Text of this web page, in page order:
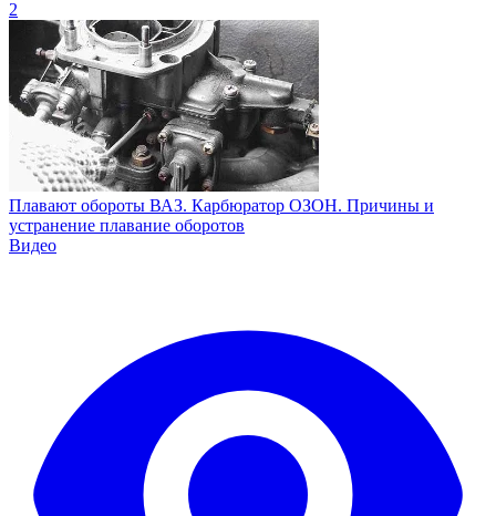
2
Плавают обороты ВАЗ. Карбюратор ОЗОН. Причины и
устранение плавание оборотов
Видео